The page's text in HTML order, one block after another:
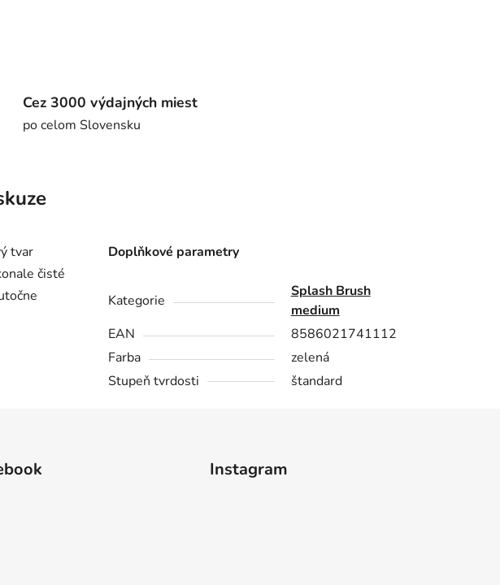
Cez 3000 výdajných miest
po celom Slovensku
tvar
čisté
Doplňkové parametry
Kategorie
Splash Brush
medium
EAN
8586021741112
Farba
zelená
Stupeň tvrdosti
štandard
Instagram